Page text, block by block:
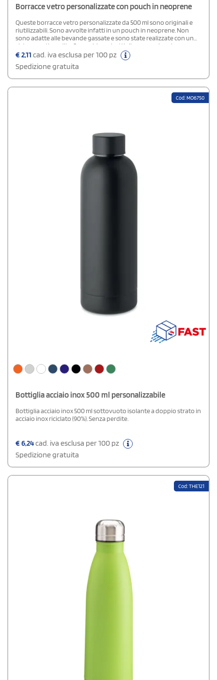
Borracce vetro personalizzate con pouch in neoprene
Queste borracce vetro personalizzate da 500 ml sono originali e
riutilizzabili. Sono avvolte infatti in un pouch in neoprene. Non
sono adatte alle bevande gassate e sono state realizzate con un
sistema anti perdite. Se cerchi una bottiglia promozionale come
gadget pubblicitario, questo modello intercetta i gusti di una
€2,11 cad. iva esclusa per 100 pz
Spedizione gratuita
Cod: MO6750
Bottiglia acciaio inox 500 ml personalizzabile
Bottiglia acciaio inox 500 ml sottovuoto isolante a doppio strato in
acciaio inox riciclato (90%). Senza perdite.
€6,24cad. iva esclusa per 100 pz
Spedizione gratuita
Cod: THE121